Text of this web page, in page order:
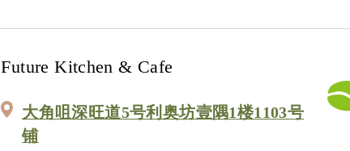
Future Kitchen & Cafe
大角咀深旺道5号利奥坊壹隅1楼1103号
铺